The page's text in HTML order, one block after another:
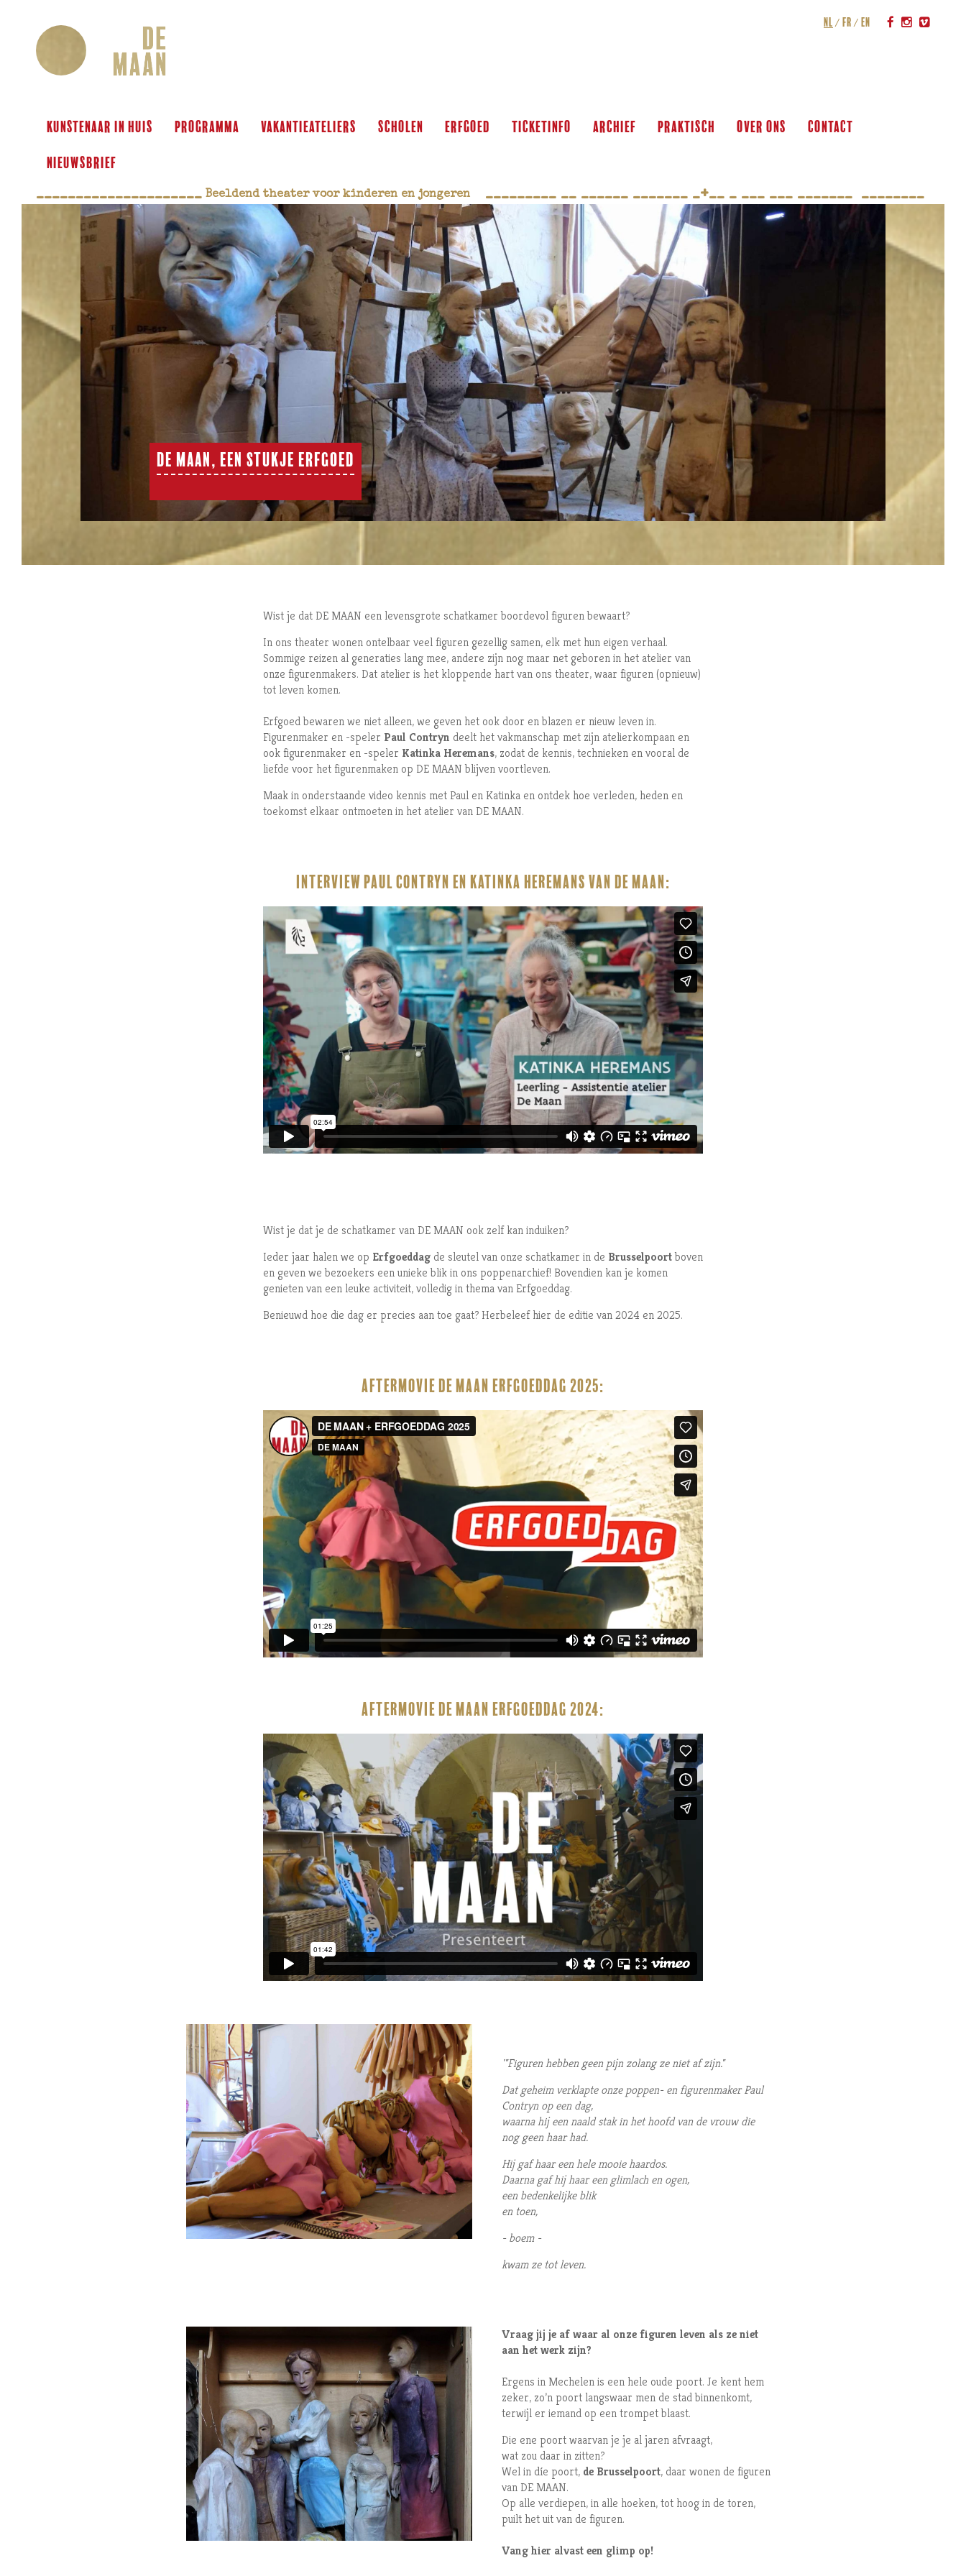
nl fr en
KUNSTENAAR IN HUIS programma VAKANTIEATELIERS scholen ERFGOED ticketinfo archief praktisch over ons
contact
Nieuwsbrief
_____________________ Beeldend theater voor kinderen en jongeren _________ __ ______ _______ _+__ _ ___ ___ _______  ________
ERFGOED
DE MAAN, EEN STUKJE ERFGOED
Wist je dat DE MAAN een levensgrote schatkamer boordevol figuren bewaart?
In ons theater wonen ontelbaar veel figuren gezellig samen, elk met hun eigen verhaal.
Sommige reizen al generaties lang mee, andere zijn nog maar net geboren in het atelier van
onze figurenmakers. Dat atelier is het kloppende hart van ons theater, waar figuren (opnieuw)
tot leven komen.
Erfgoed bewaren we niet alleen, we geven het ook door en blazen er nieuw leven in.
Figurenmaker en -speler Paul Contryn deelt het vakmanschap met zijn atelierkompaan en
ook figurenmaker en -speler Katinka Heremans, zodat de kennis, technieken en vooral de
liefde voor het figurenmaken op DE MAAN blijven voortleven.
Maak in onderstaande video kennis met Paul en Katinka en ontdek hoe verleden, heden en
toekomst elkaar ontmoeten in het atelier van DE MAAN.
Interview Paul Contryn en Katinka Heremans van DE MAAN:
Wist je dat je de schatkamer van DE MAAN ook zelf kan induiken?
Ieder jaar halen we op Erfgoeddag de sleutel van onze schatkamer in de Brusselpoortboven
en geven we bezoekers een unieke blik in ons poppenarchief! Bovendien kan je komen
genieten van een leuke activiteit, volledig in thema van Erfgoeddag.
Benieuwd hoe die dag er precies aan toe gaat? Herbeleef hier de editie van 2024 en 2025.
Aftermovie DE MAAN Erfgoeddag 2025:
Aftermovie DE MAAN Erfgoeddag 2024:
'"Figuren hebben geen pijn zolang ze niet af zijn."
Dat geheim verklapte onze poppen- en figurenmaker Paul
Contryn op een dag,
waarna hij een naald stak in het hoofd van de vrouw die
nog geen haar had.
Hij gaf haar een hele mooie haardos.
Daarna gaf hij haar een glimlach en ogen,
een bedenkelijke blik
en toen,
- boem -
kwam ze tot leven.
Vraag jij je af waar al onze figuren leven als ze niet
aan het werk zijn?
Ergens in Mechelen is een hele oude poort. Je kent hem
zeker, zo’n poort langswaar men de stad binnenkomt,
terwijl er iemand op een trompet blaast.
Die ene poort waarvan je je al jaren afvraagt,
wat zou daar in zitten?
Wel in díe poort, de Brusselpoort, daar wonen de figuren
van DE MAAN.
Op alle verdiepen, in alle hoeken, tot hoog in de toren,
puilt het uit van de figuren.
Vang hier alvast een glimp op!